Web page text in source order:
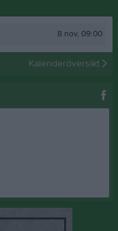
8 nov, 09:00
Kalenderöversikt